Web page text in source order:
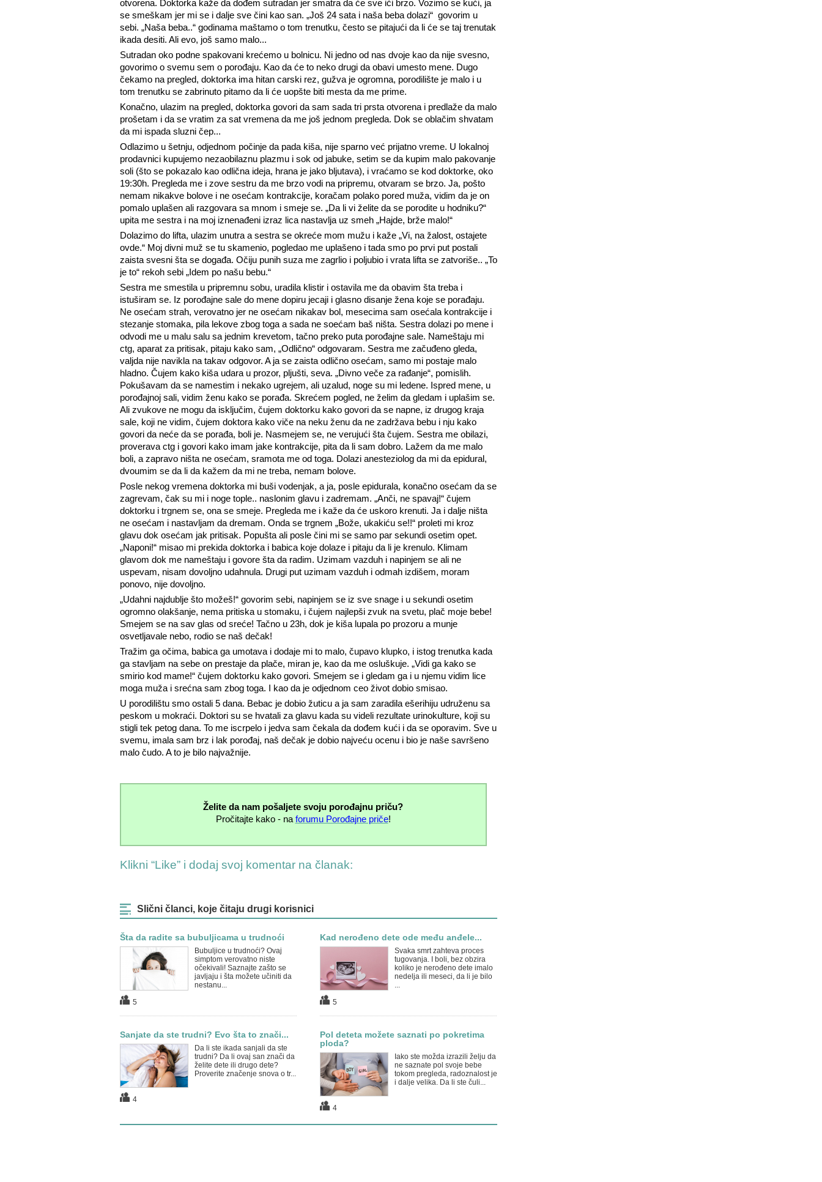
otvorena. Doktorka kaže da dođem sutradan jer smatra da će sve ići brzo. Vozimo se kući, ja
se smeškam jer mi se i dalje sve čini kao san. „Još 24 sata i naša beba dolazi“ govorim u
sebi. „Naša beba..“ godinama maštamo o tom trenutku, često se pitajući da li će se taj trenutak
ikada desiti. Ali evo, još samo malo...
Sutradan oko podne spakovani krećemo u bolnicu. Ni jedno od nas dvoje kao da nije svesno,
govorimo o svemu sem o porođaju. Kao da će to neko drugi da obavi umesto mene. Dugo
čekamo na pregled, doktorka ima hitan carski rez, gužva je ogromna, porodilište je malo i u
tom trenutku se zabrinuto pitamo da li će uopšte biti mesta da me prime.
Konačno, ulazim na pregled, doktorka govori da sam sada tri prsta otvorena i predlaže da malo
prošetam i da se vratim za sat vremena da me još jednom pregleda. Dok se oblačim shvatam
da mi ispada sluzni čep...
Odlazimo u šetnju, odjednom počinje da pada kiša, nije sparno već prijatno vreme. U lokalnoj
prodavnici kupujemo nezaobilaznu plazmu i sok od jabuke, setim se da kupim malo pakovanje
soli (što se pokazalo kao odlična ideja, hrana je jako bljutava), i vraćamo se kod doktorke, oko
19:30h. Pregleda me i zove sestru da me brzo vodi na pripremu, otvaram se brzo. Ja, pošto
nemam nikakve bolove i ne osećam kontrakcije, koračam polako pored muža, vidim da je on
pomalo uplašen ali razgovara sa mnom i smeje se. „Da li vi želite da se porodite u hodniku?“
upita me sestra i na moj iznenađeni izraz lica nastavlja uz smeh „Hajde, brže malo!“
Dolazimo do lifta, ulazim unutra a sestra se okreće mom mužu i kaže „Vi, na žalost, ostajete
ovde.“ Moj divni muž se tu skamenio, pogledao me uplašeno i tada smo po prvi put postali
zaista svesni šta se događa. Očiju punih suza me zagrlio i poljubio i vrata lifta se zatvoriše.. „To
je to“ rekoh sebi „Idem po našu bebu.“
Sestra me smestila u pripremnu sobu, uradila klistir i ostavila me da obavim šta treba i
istuširam se. Iz porođajne sale do mene dopiru jecaji i glasno disanje žena koje se porađaju.
Ne osećam strah, verovatno jer ne osećam nikakav bol, mesecima sam osećala kontrakcije i
stezanje stomaka, pila lekove zbog toga a sada ne soećam baš ništa. Sestra dolazi po mene i
odvodi me u malu salu sa jednim krevetom, tačno preko puta porođajne sale. Nameštaju mi
ctg, aparat za pritisak, pitaju kako sam, „Odlično“ odgovaram. Sestra me začuđeno gleda,
valjda nije navikla na takav odgovor. A ja se zaista odlično osećam, samo mi postaje malo
hladno. Čujem kako kiša udara u prozor, pljušti, seva. „Divno veče za rađanje“, pomislih.
Pokušavam da se namestim i nekako ugrejem, ali uzalud, noge su mi ledene. Ispred mene, u
porođajnoj sali, vidim ženu kako se porađa. Skrećem pogled, ne želim da gledam i uplašim se.
Ali zvukove ne mogu da isključim, čujem doktorku kako govori da se napne, iz drugog kraja
sale, koji ne vidim, čujem doktora kako viče na neku ženu da ne zadržava bebu i nju kako
govori da neće da se porađa, boli je. Nasmejem se, ne verujući šta čujem. Sestra me obilazi,
proverava ctg i govori kako imam jake kontrakcije, pita da li sam dobro. Lažem da me malo
boli, a zapravo ništa ne osećam, sramota me od toga. Dolazi anesteziolog da mi da epidural,
dvoumim se da li da kažem da mi ne treba, nemam bolove.
Posle nekog vremena doktorka mi buši vodenjak, a ja, posle epidurala, konačno osećam da se
zagrevam, čak su mi i noge tople.. naslonim glavu i zadremam. „Anči, ne spavaj!“ čujem
doktorku i trgnem se, ona se smeje. Pregleda me i kaže da će uskoro krenuti. Ja i dalje ništa
ne osećam i nastavljam da dremam. Onda se trgnem „Bože, ukakiću se!!“ proleti mi kroz
glavu dok osećam jak pritisak. Popušta ali posle čini mi se samo par sekundi osetim opet.
„Naponi!“ misao mi prekida doktorka i babica koje dolaze i pitaju da li je krenulo. Klimam
glavom dok me nameštaju i govore šta da radim. Uzimam vazduh i napinjem se ali ne
uspevam, nisam dovoljno udahnula. Drugi put uzimam vazduh i odmah izdišem, moram
ponovo, nije dovoljno.
„Udahni najdublje što možeš!“ govorim sebi, napinjem se iz sve snage i u sekundi osetim
ogromno olakšanje, nema pritiska u stomaku, i čujem najlepši zvuk na svetu, plač moje bebe!
Smejem se na sav glas od sreće! Tačno u 23h, dok je kiša lupala po prozoru a munje
osvetljavale nebo, rodio se naš dečak!
Tražim ga očima, babica ga umotava i dodaje mi to malo, čupavo klupko, i istog trenutka kada
ga stavljam na sebe on prestaje da plače, miran je, kao da me osluškuje. „Vidi ga kako se
smirio kod mame!“ čujem doktorku kako govori. Smejem se i gledam ga i u njemu vidim lice
moga muža i srećna sam zbog toga. I kao da je odjednom ceo život dobio smisao.
U porodilištu smo ostali 5 dana. Bebac je dobio žuticu a ja sam zaradila ešerihiju udruženu sa
peskom u mokraći. Doktori su se hvatali za glavu kada su videli rezultate urinokulture, koji su
stigli tek petog dana. To me iscrpelo i jedva sam čekala da dođem kući i da se oporavim. Sve u
svemu, imala sam brz i lak porođaj, naš dečak je dobio najveću ocenu i bio je naše savršeno
malo čudo. A to je bilo najvažnije.
Želite da nam pošaljete svoju porođajnu priču?
Pročitajte kako - na forumu Porođajne priče!
Klikni “Like” i dodaj svoj komentar na članak:
Slični članci, koje čitaju drugi korisnici
Šta da radite sa bubuljicama u trudnoći
Bubuljice u trudnoći? Ovaj
simptom verovatno niste
očekivali! Saznajte zašto se
javljaju i šta možete učiniti da
nestanu...
5
Kad nerođeno dete ode među anđele...
Svaka smrt zahteva proces
tugovanja. I boli, bez obzira
koliko je nerođeno dete imalo
nedelja ili meseci, da li je bilo
...
5
Sanjate da ste trudni? Evo šta to znači...
Da li ste ikada sanjali da ste
trudni? Da li ovaj san znači da
želite dete ili drugo dete?
Proverite značenje snova o tr...
4
Pol deteta možete saznati po pokretima
ploda?
Iako ste možda izrazili želju da
ne saznate pol svoje bebe
tokom pregleda, radoznalost je
i dalje velika. Da li ste čuli...
4